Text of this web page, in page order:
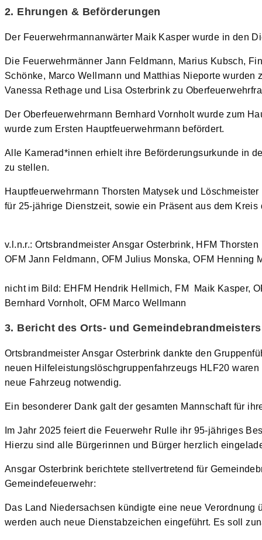
2. Ehrungen & Beförderungen
Der Feuerwehrmannanwärter Maik Kasper wurde in den
Die Feuerwehrmänner Jann Feldmann, Marius Kubsch,
Schönke, Marco Wellmann und Matthias Nieporte
Vanessa Rethage und Lisa Osterbrink zu
Der Oberfeuerwehrmann Bernhard Vornholt wurde zum
wurde zum Ersten Hauptfeuerwehrmann befördert.
Alle Kamerad*innen erhielt ihre Beförderungsurkunde in
zu stellen.
Hauptfeuerwehrmann Thorsten Matysek und
für 25-jährige Dienstzeit, sowie ein Präsent aus dem Kreis
v.l.n.r.: Ortsbrandmeister Ansgar Osterbrink, HFM
OFM Jann Feldmann, OFM Julius Monska, OFM Henning
nicht im Bild: EHFM Hendrik Hellmich, FM Maik Kasper,
Bernhard Vornholt, OFM Marco Wellmann
3. Bericht des Orts- und Gemeindebrandmeisters
Ortsbrandmeister Ansgar Osterbrink dankte den
neuen Hilfeleistungslöschgruppenfahrzeugs HLF20
neue Fahrzeug notwendig.
Ein besonderer Dank galt der gesamten Mannschaft für
Im Jahr 2025 feiert die Feuerwehr Rulle ihr 95-jähriges
Hierzu sind alle Bürgerinnen und Bürger herzlich
Ansgar Osterbrink berichtete stellvertretend für
Gemeindefeuerwehr:
Das Land Niedersachsen kündigte eine neue
werden auch neue Dienstabzeichen eingeführt. Es soll